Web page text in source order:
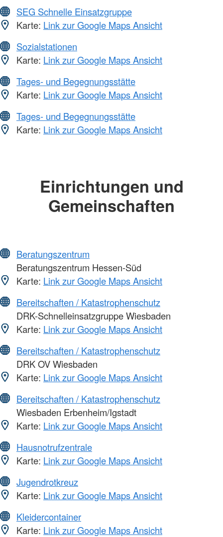
SEG Schnelle Einsatzgruppe
Karte: Link zur Google Maps Ansicht
Sozialstationen
Karte: Link zur Google Maps Ansicht
Tages- und Begegnungsstätte
Karte: Link zur Google Maps Ansicht
Tages- und Begegnungsstätte
Karte: Link zur Google Maps Ansicht
Einrichtungen und
Gemeinschaften
Beratungszentrum
Beratungszentrum Hessen-Süd
Karte: Link zur Google Maps Ansicht
Bereitschaften / Katastrophenschutz
DRK-Schnelleinsatzgruppe Wiesbaden
Karte: Link zur Google Maps Ansicht
Bereitschaften / Katastrophenschutz
DRK OV Wiesbaden
Karte: Link zur Google Maps Ansicht
Bereitschaften / Katastrophenschutz
Wiesbaden Erbenheim/Igstadt
Karte: Link zur Google Maps Ansicht
Hausnotrufzentrale
Karte: Link zur Google Maps Ansicht
Jugendrotkreuz
Karte: Link zur Google Maps Ansicht
Kleidercontainer
Karte: Link zur Google Maps Ansicht